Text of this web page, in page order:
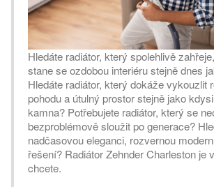
Hledáte radiátor, který spolehlivě
stane se ozdobou interiéru stejně dnes
Hledáte radiátor, který dokáže vykouzlit
pohodu a útulný prostor stejně jako
kamna? Potřebujete radiátor, který se
bezproblémově sloužit po generace?
nadčasovou eleganci, rozvernou
řešení? Radiátor Zehnder Charleston je
chcete.